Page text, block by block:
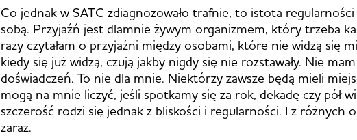
Co jednak w SATC zdiagnozowało trafnie, to istota
sobą. Przyjaźń jest dlamnie żywym organizmem, który trzeba
razy czytałam o przyjaźni między osobami, które nie widzą się
kiedy się już widzą, czują jakby nigdy się nie rozstawały. Nie
doświadczeń. To nie dla mnie. Niektórzy zawsze będą mieli
mogą na mnie liczyć, jeśli spotkamy się za rok, dekadę czy pół
szczerość rodzi się jednak z bliskości i regularności. I z różnych
zaraz.